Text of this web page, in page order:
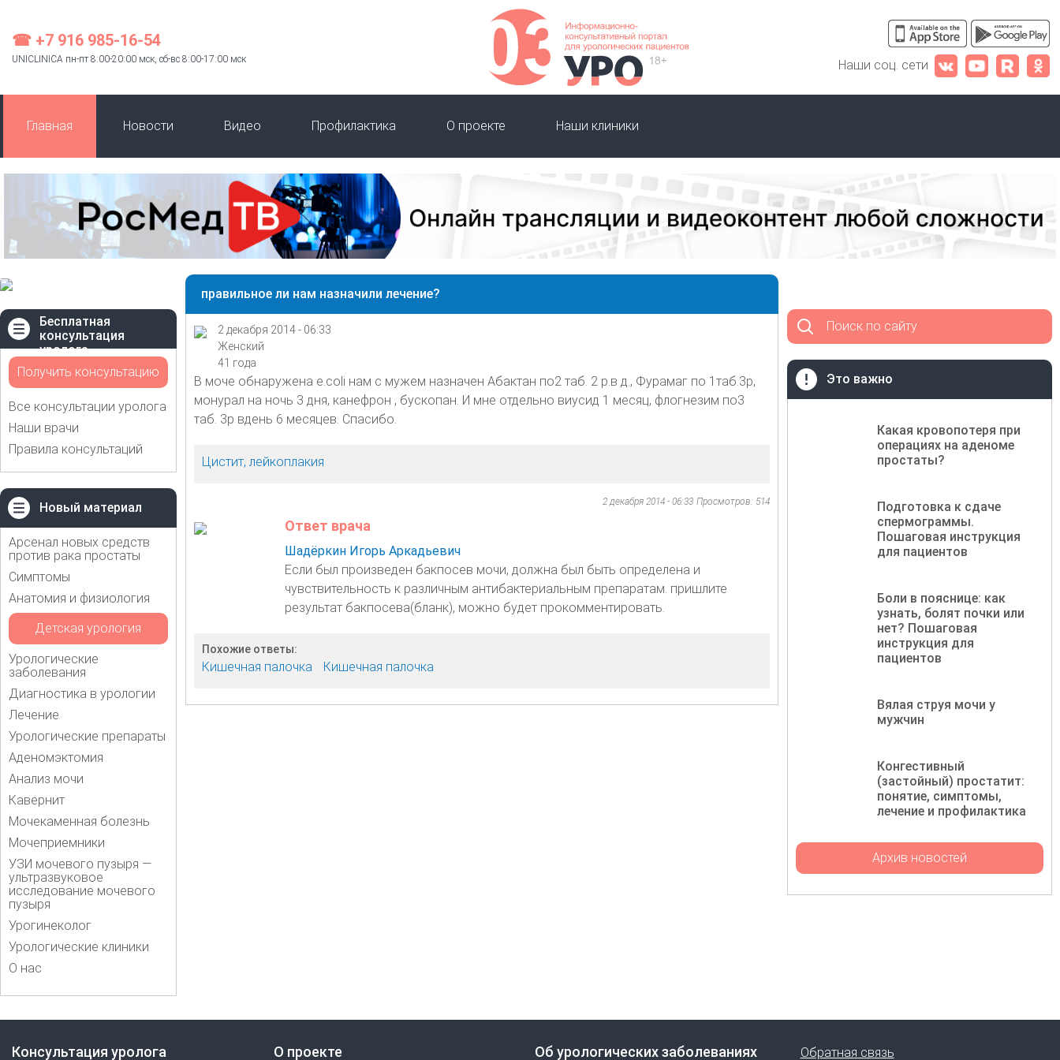
☎ +7 916 985-16-54
UNICLINICA пн-пт 8:00-20:00 мск, сб-вс 8:00-17:00 мск Наши соц. сети
Главная Новости Видео Профилактика О проекте Наши клиники
Бесплатная
консультация
уролога
Получить консультацию
Все консультации уролога
Наши врачи
Правила консультаций
Новый материал
Арсенал новых средств
против рака простаты
Симптомы
Анатомия и физиология
Детская урология
Урологические
заболевания
Диагностика в урологии
Лечение
Урологические препараты
Аденомэктомия
Анализ мочи
Кавернит
Мочекаменная болезнь
Мочеприемники
УЗИ мочевого пузыря —
ультразвуковое
исследование мочевого
пузыря
Урогинеколог
Урологические клиники
О нас
правильное ли нам назначили лечение?
2 декабря 2014 - 06:33
Женский
41 года
В моче обнаружена e.coli нам с мужем назначен Абактан по2 таб. 2 р.в д., Фурамаг по 1таб.3р,
монурал на ночь 3 дня, канефрон , бускопан. И мне отдельно виусид 1 месяц, флогнезим по3
таб. 3р вдень 6 месяцев. Спасибо.
Цистит, лейкоплакия
2 декабря 2014 - 06:33 Просмотров: 514
Ответ врача
Шадёркин Игорь Аркадьевич
Если был произведен бакпосев мочи, должна был быть определена и
чувствительность к различным антибактериальным препаратам. пришлите
результат бакпосева(бланк), можно будет прокомментировать.
Похожие ответы:
Кишечная палочка Кишечная палочка
Поиск по сайту
Это важно
Какая кровопотеря при
операциях на аденоме
простаты?
Подготовка к сдаче
спермограммы.
Пошаговая инструкция
для пациентов
Боли в пояснице: как
узнать, болят почки или
нет? Пошаговая
инструкция для
пациентов
Вялая струя мочи у
мужчин
Конгестивный
(застойный) простатит:
понятие, симптомы,
лечение и профилактика
Архив новостей
Консультация уролога О проекте Об урологических заболеваниях Обратная связь